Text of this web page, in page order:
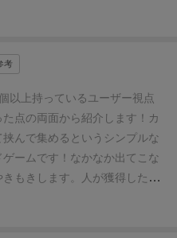
ンを実行する
える
の一番左か右に置く
た種類の鳥カードがすでに列
挟まれた間の鳥カードをすべて
の後、その列に1種類の鳥し
引いてその列の左右どちらか
カードを引いた場合、2種類
考
以上持っているユーザー視点
点の両面から紹介します！ カ
んで集めるというシンプルな
ームです！ なかなか出てこな
もきします。人が獲得したカ
、手札にあって自分はいらな
たくないといったようなこと